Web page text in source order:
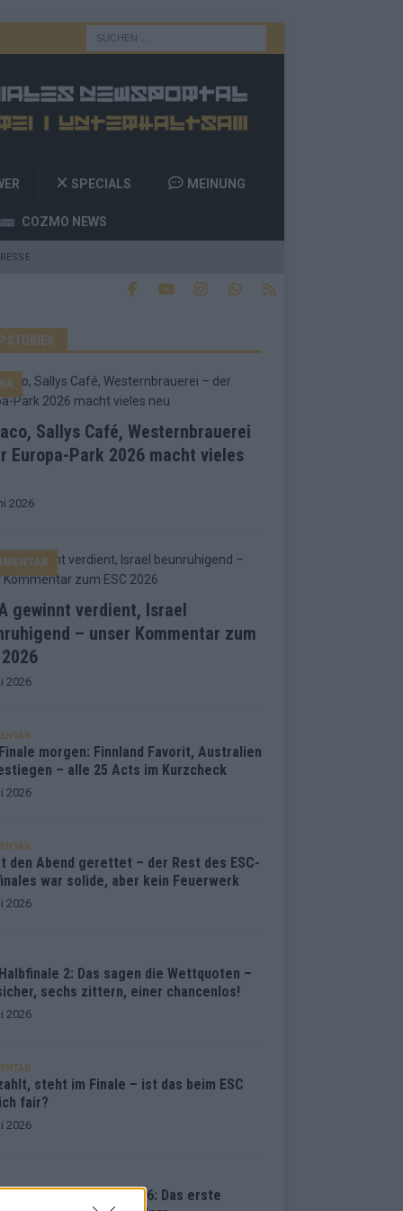
SPECIALS MEINUNG
COZMO NEWS
STORIES
Sallys Café, Westernbrauerei
Europa-Park 2026 macht vieles
2026
gewinnt verdient, Israel
– unser Kommentar zum
2026
2026
morgen: Finnland Favorit, Australien
– alle 25 Acts im Kurzcheck
2026
den Abend gerettet – der Rest des ESC-
war solide, aber kein Feuerwerk
2026
2: Das sagen die Wettquoten –
sechs zittern, einer chancenlos!
2026
steht im Finale – ist das beim ESC
fair?
2026
Song Contest 2026: Das erste